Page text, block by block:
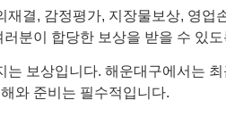
결, 감정평가, 지장물보상, 영업
분이 합당한 보상을 받을 수 있
보상입니다. 해운대구에서는
와 준비는 필수적입니다.